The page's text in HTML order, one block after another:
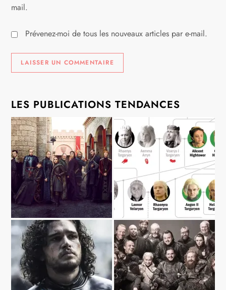
mail.
Prévenez-moi de tous les nouveaux articles par e-mail.
LES PUBLICATIONS TENDANCES